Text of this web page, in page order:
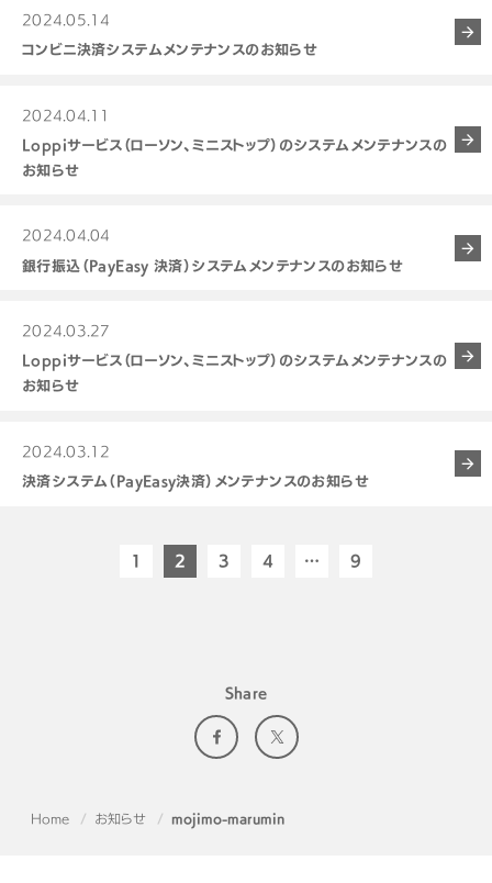
2024.05.14
コンビニ決済システムメンテナンスのお知らせ
2024.04.11
Loppiサービス（ローソン、ミニストップ）のシステムメンテナンスの
お知らせ
2024.04.04
銀行振込（PayEasy 決済）システムメンテナンスのお知らせ
2024.03.27
Loppiサービス（ローソン、ミニストップ）のシステムメンテナンスの
お知らせ
2024.03.12
決済システム（PayEasy決済）メンテナンスのお知らせ
1 2 3 4 … 9
Share
Home お知らせ mojimo-marumin